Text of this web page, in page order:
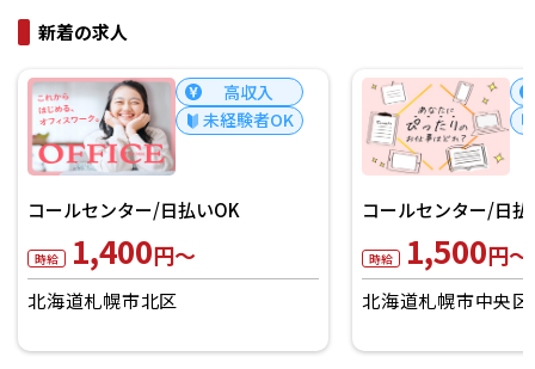
新着の求人
高収入
未経験者OK
コールセンター/日払いOK
時給 1,400円～
北海道札幌市北区
コールセンター/日
時給 1,500円～
北海道札幌市中央区